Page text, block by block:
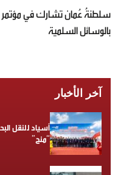
سلطنةُ عُمان تشارك في مؤتمر
بالوسائل السلمية
آخر الأخبار
أسياد للنقل
“منح”